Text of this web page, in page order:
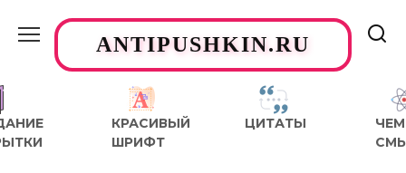
содержаниюANTIPUSHKIN.RU
КРАСИВЫЙ
ШРИФТ
ЦИТАТЫ
ЧЕМ